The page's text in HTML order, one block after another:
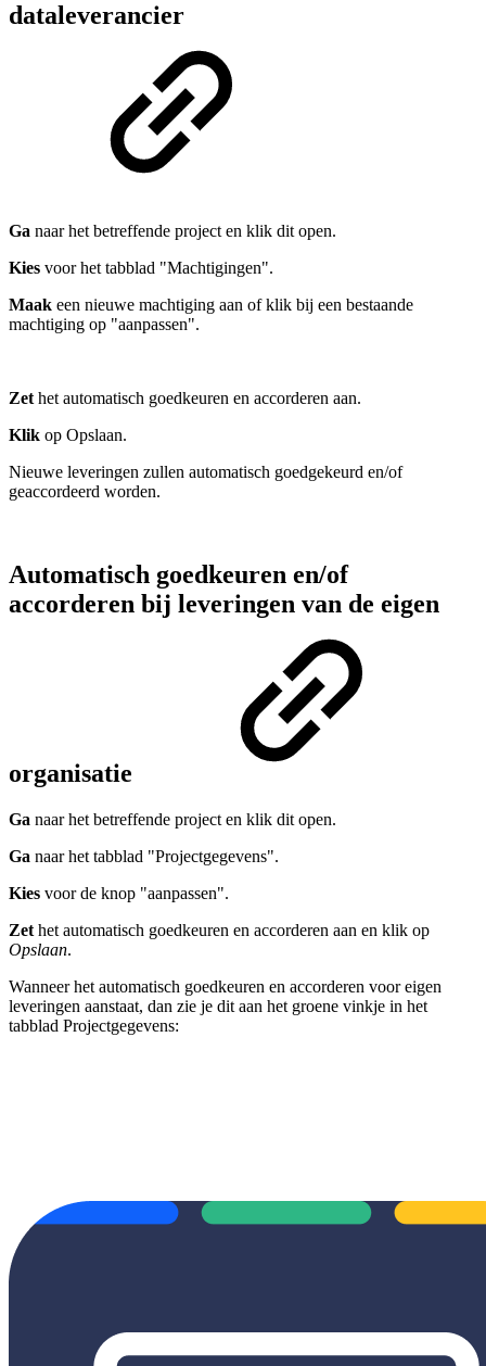
dataleverancier
Ga naar het betreffende project en klik dit open.
Kies voor het tabblad "Machtigingen".
Maak een nieuwe machtiging aan of klik bij een bestaande
machtiging op "aanpassen".
Zet het automatisch goedkeuren en accorderen aan.
Klik op Opslaan.
Nieuwe leveringen zullen automatisch goedgekeurd en/of
geaccordeerd worden.
Automatisch goedkeuren en/of
accorderen bij leveringen van de eigen
organisatie
Ga naar het betreffende project en klik dit open.
Ga naar het tabblad "Projectgegevens".
Kies voor de knop "aanpassen".
Zet het automatisch goedkeuren en accorderen aan en klik op
Opslaan.
Wanneer het automatisch goedkeuren en accorderen voor eigen
leveringen aanstaat, dan zie je dit aan het groene vinkje in het
tabblad Projectgegevens: